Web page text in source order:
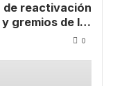
de reactivación
gremios de la
0